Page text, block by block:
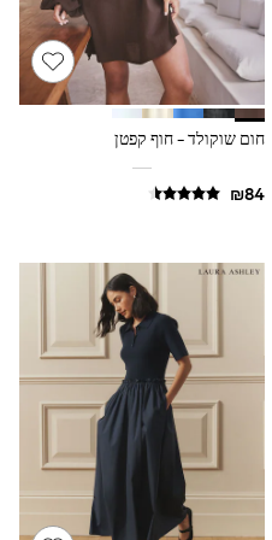
חום שוקולד - חוף קפטן